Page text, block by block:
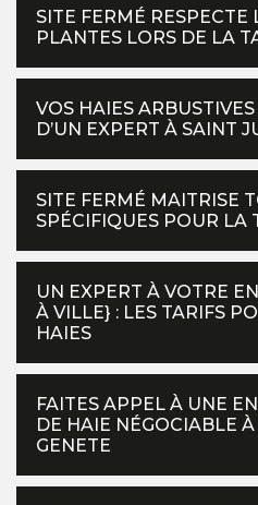
SITE FERMÉ RESPECTE
PLANTES LORS DE LA
VOS HAIES
D’UN EXPERT À SAINT
SITE FERMÉ MAITRISE
SPÉCIFIQUES POUR LA
UN EXPERT À VOTRE
À VILLE} : LES TARIFS
HAIES
FAITES APPEL À UNE
DE HAIE NÉGOCIABLE
GENETE